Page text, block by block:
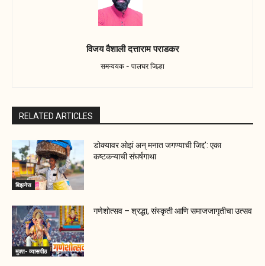
विजय वैशाली दत्ताराम पराडकर
समन्वयक - पालघर जिल्हा
RELATED ARTICLES
बिझनेस
डोक्यावर ओझं अन् मनात जगण्याची जिद्द’: एका
कष्टकऱ्याची संघर्षगाथा
मुक्त- व्यासपीठ
गणेशोत्सव – श्रद्धा, संस्कृती आणि समाजजागृतीचा उत्सव